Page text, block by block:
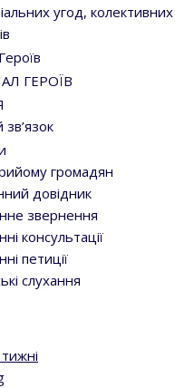
угод, колективних
ГЕРОЇВ
громадян
довідник
звернення
консультації
петиції
слухання